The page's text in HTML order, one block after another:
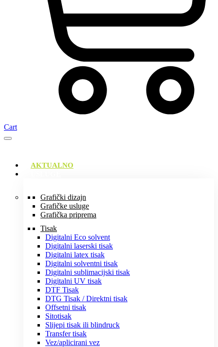
Cart
AKTUALNO
Grafički dizajn
Grafičke usluge
Grafička priprema
Tisak
Digitalni Eco solvent
Digitalni laserski tisak
Digitalni latex tisak
Digitalni solventni tisak
Digitalni sublimacijski tisak
Digitalni UV tisak
DTF Tisak
DTG Tisak / Direktni tisak
Offsetni tisak
Sitotisak
Slijepi tisak ili blindruck
Transfer tisak
Vez/aplicirani vez